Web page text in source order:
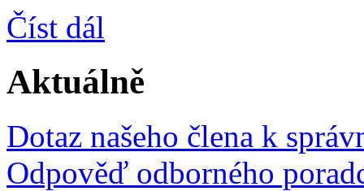
Číst dál
Aktuálně
Dotaz našeho člena k
Odpověď odborného